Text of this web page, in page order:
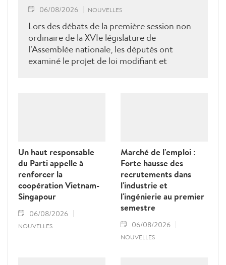
06/08/2026 NOUVELLES
Lors des débats de la première session non
ordinaire de la XVIe législature de
l’Assemblée nationale, les députés ont
examiné le projet de loi modifiant et
Un haut responsable
du Parti appelle à
renforcer la
coopération Vietnam-
Singapour
06/08/2026
NOUVELLES
Marché de l'emploi :
Forte hausse des
recrutements dans
l'industrie et
l'ingénierie au premier
semestre
06/08/2026
NOUVELLES